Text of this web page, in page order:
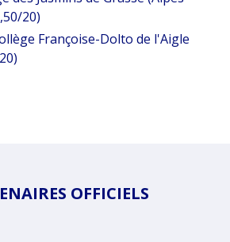
20)
Françoise-Dolto de l'Aigle
OFFICIELS